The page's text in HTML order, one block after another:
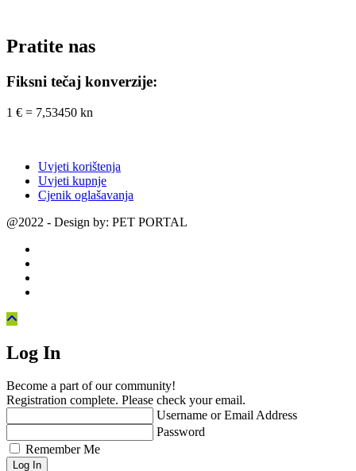
Pratite nas
Fiksni tečaj konverzije:
1 € = 7,53450 kn
Uvjeti korištenja
Uvjeti kupnje
Cjenik oglašavanja
@2022 - Design by: PET PORTAL
Log In
Become a part of our community!
Registration complete. Please check your email.
Username or Email Address
Password
Remember Me